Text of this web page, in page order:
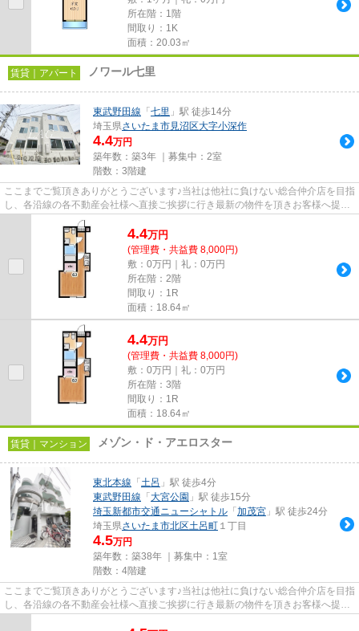
所在階：1階
間取り：1K
面積：20.03㎡
賃貸｜アパート ノワール七里
東武野田線 「 七里 」駅 徒歩14分
埼玉県さいたま市見沼区大字小深作
4.4万円
築年数：築3年 ｜募集中： 2室
階数：3階建
ここまでご覧頂きありがとうございます♪当社は他社に負けない総合仲介店を目指
し、各沿線の各不動産会社様へ直接ご挨拶に行き最新の物件を頂きお客様へ提供
しております！最新の情報は...
4.4万円
(管理費・共益費 8,000円)
敷：0万円｜礼：0万円
所在階：2階
間取り：1R
面積：18.64㎡
4.4万円
(管理費・共益費 8,000円)
敷：0万円｜礼：0万円
所在階：3階
間取り：1R
面積：18.64㎡
賃貸｜マンション メゾン・ド・アエロスター
東北本線 「 土呂 」駅 徒歩4分
東武野田線 「 大宮公園 」駅 徒歩15分
埼玉新都市交通ニューシャトル 「 加茂宮 」駅 徒歩24分
埼玉県さいたま市北区土呂町 １丁目
4.5万円
築年数：築38年 ｜募集中： 1室
階数：4階建
ここまでご覧頂きありがとうございます♪当社は他社に負けない総合仲介店を目指
し、各沿線の各不動産会社様へ直接ご挨拶に行き最新の物件を頂きお客様へ提供